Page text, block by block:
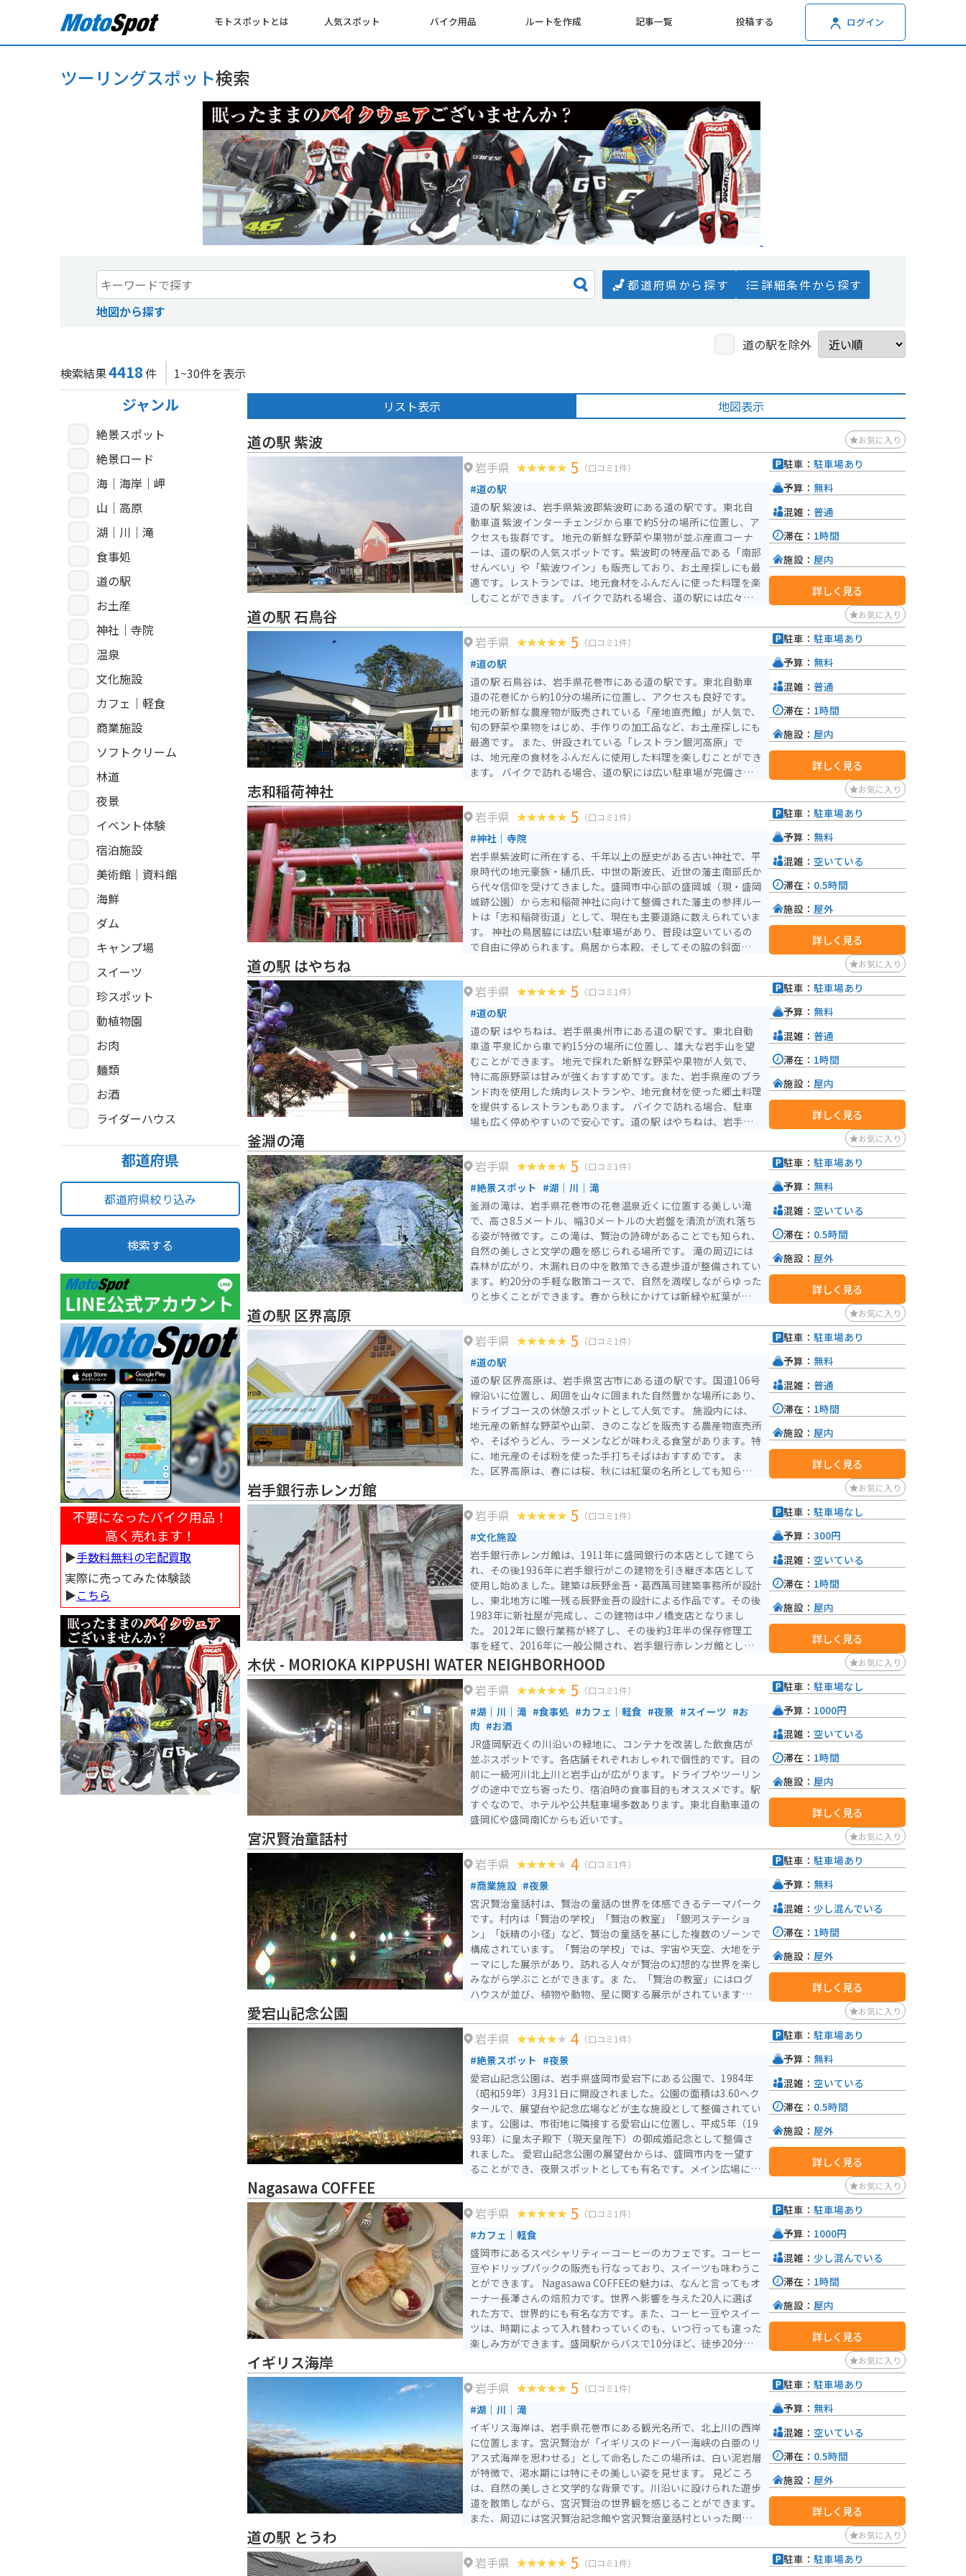
モトスポットとは 人気スポット バイク用品 ルートを作成 記事一覧 投稿する ログイン
ツーリングスポット検索
都道府県から探す
詳細条件から探す
地図から探す
道の駅を除外
検索結果4418件 1~30件を表示
ジャンル
絶景スポット
絶景ロード
海｜海岸｜岬
山｜高原
湖｜川｜滝
食事処
道の駅
お土産
神社｜寺院
温泉
文化施設
カフェ｜軽食
商業施設
ソフトクリーム
林道
夜景
イベント体験
宿泊施設
美術館｜資料館
海鮮
ダム
キャンプ場
スイーツ
珍スポット
動植物園
お肉
麺類
お酒
ライダーハウス
都道府県
都道府県絞り込み
検索する
不要になったバイク用品！
高く売れます！
▶︎手数料無料の宅配買取
実際に売ってみた体験談
▶︎こちら
リスト表示 地図表示
道の駅 紫波 お気に入り
岩手県 5 （口コミ1件）
#道の駅
道の駅 紫波は、岩手県紫波郡紫波町にある道の駅です。東北自
動車道 紫波インターチェンジから車で約5分の場所に位置し、ア
クセスも抜群です。 地元の新鮮な野菜や果物が並ぶ産直コーナ
ーは、道の駅の人気スポットです。紫波町の特産品である「南部
せんべい」や「紫波ワイン」も販売しており、お土産探しにも最
適です。レストランでは、地元食材をふんだんに使った料理を楽
しむことができます。 バイクで訪れる場合、道の駅には広々と
園風景が広がっており、ツーリングにもおすすめのエリアです。
特に、春には「オガール紫波」の桜並木が美しく、多くのライダ
ーが訪れます。道の駅 紫波は、地元の魅力が詰まったスポット
なので、ぜひ一度訪れてみてください。
駐車： 駐車場あり
予算： 無料
混雑： 普通
滞在： 1時間
施設： 屋内
詳しく見る
道の駅 石鳥谷 お気に入り
岩手県 5 （口コミ1件）
#道の駅
道の駅 石鳥谷は、岩手県花巻市にある道の駅です。東北自動車
道の花巻ICから約10分の場所に位置し、アクセスも良好です。
地元の新鮮な農産物が販売されている「産地直売館」が人気で、
旬の野菜や果物をはじめ、手作りの加工品など、お土産探しにも
最適です。 また、併設されている「レストラン銀河高原」で
は、地元産の食材をふんだんに使用した料理を楽しむことができ
ます。 バイクで訪れる場合、道の駅には広い駐車場が完備され
ど、観光スポットも点在しているので、ツーリングの拠点として
もおすすめです。 道の駅 石鳥谷は、地元の魅力が詰まった施設
なので、ぜひ立ち寄ってみてください。
駐車： 駐車場あり
予算： 無料
混雑： 普通
滞在： 1時間
施設： 屋内
詳しく見る
志和稲荷神社 お気に入り
岩手県 5 （口コミ1件）
#神社｜寺院
岩手県紫波町に所在する、千年以上の歴史がある古い神社で、平
泉時代の地元豪族・樋爪氏、中世の斯波氏、近世の藩主南部氏か
ら代々信仰を受けてきました。盛岡市中心部の盛岡城（現・盛岡
城跡公園）から志和稲荷神社に向けて整備された藩主の参拝ルー
トは「志和稲荷街道」として、現在も主要道路に数えられていま
す。 神社の鳥居脇には広い駐車場があり、普段は空いているの
で自由に停められます。鳥居から本殿、そしてその脇の斜面上に
が、茅の輪くぐりや夏場鳥居に付けられる風鈴のおかげで、退屈
せず参拝することができます。近くには温泉施設「ラ・フランス
温泉」やブルーベリー農園などの娯楽施設も多く、1日中楽しめ
ます。
駐車： 駐車場あり
予算： 無料
混雑： 空いている
滞在： 0.5時間
施設： 屋外
詳しく見る
道の駅 はやちね お気に入り
岩手県 5 （口コミ1件）
#道の駅
道の駅 はやちねは、岩手県奥州市にある道の駅です。東北自動
車道 平泉ICから車で約15分の場所に位置し、雄大な岩手山を望
むことができます。 地元で採れた新鮮な野菜や果物が人気で、
特に高原野菜は甘みが強くおすすめです。また、岩手県産のブラ
ンド肉を使用した焼肉レストランや、地元食材を使った郷土料理
を提供するレストランもあります。 バイクで訪れる場合、駐車
場も広く停めやすいので安心です。道の駅 はやちねは、岩手山
利です。
駐車： 駐車場あり
予算： 無料
混雑： 普通
滞在： 1時間
施設： 屋内
詳しく見る
釜淵の滝 お気に入り
岩手県 5 （口コミ1件）
#絶景スポット #湖｜川｜滝
釜淵の滝は、岩手県花巻市の花巻温泉近くに位置する美しい滝
で、高さ8.5メートル、幅30メートルの大岩盤を清流が流れ落ち
る姿が特徴です。この滝は、賢治の詩碑があることでも知られ、
自然の美しさと文学の趣を感じられる場所です。 滝の周辺には
森林が広がり、木漏れ日の中を散策できる遊歩道が整備されてい
ます。約20分の手軽な散策コースで、自然を満喫しながらゆった
りと歩くことができます。春から秋にかけては新緑や紅葉が楽し
客が訪れる人気スポットです。花巻温泉から徒歩圏内にあるた
め、温泉旅行と合わせて訪れるのにも最適です。駐車場から滝ま
では徒歩でアクセスでき、脚力に自信がない方でも安心して楽し
むことができます。
駐車： 駐車場あり
予算： 無料
混雑： 空いている
滞在： 0.5時間
施設： 屋外
詳しく見る
道の駅 区界高原 お気に入り
岩手県 5 （口コミ1件）
#道の駅
道の駅 区界高原は、岩手県宮古市にある道の駅です。国道106号
線沿いに位置し、周囲を山々に囲まれた自然豊かな場所にあり、
ドライブコースの休憩スポットとして人気です。 施設内には、
地元産の新鮮な野菜や山菜、きのこなどを販売する農産物直売所
や、そばやうどん、ラーメンなどが味わえる食堂があります。特
に、地元産のそば粉を使った手打ちそばはおすすめです。 ま
た、区界高原は、春には桜、秋には紅葉の名所としても知られて
タンドも設置されているので、安心してバイクを停めることがで
きます。 周辺には、区界高原牧場や、なだらかな山容が美しい
区界三山のひとつ、五葉山など、自然を満喫できるスポットも点
在しています。
駐車： 駐車場あり
予算： 無料
混雑： 普通
滞在： 1時間
施設： 屋内
詳しく見る
岩手銀行赤レンガ館 お気に入り
岩手県 5 （口コミ1件）
#文化施設
岩手銀行赤レンガ館は、1911年に盛岡銀行の本店として建てら
れ、その後1936年に岩手銀行がこの建物を引き継ぎ本店として
使用し始めました。建築は辰野金吾・葛西萬司建築事務所が設計
し、東北地方に唯一残る辰野金吾の設計による作品です。その後
1983年に新社屋が完成し、この建物は中ノ橋支店となりまし
た。 2012年に銀行業務が終了し、その後約3年半の保存修理工
事を経て、2016年に一般公開され、岩手銀行赤レンガ館として
オープンしました。建物自体は国指定の重要文化財で、赤煉瓦製
造に緑のドームとルネッサンス風の建物になっています。 館内
は「岩手銀行ゾーン」と「盛岡銀行ゾーン」に分けられていま
す。無料ゾーンには多目的ホールやライブラリー・ラウンジが設
けられ、盛岡の産業・商業の歴史を紹介しています。有料ゾーン
では、当時の金庫室や応接室などを公開しており、岩手県の金融
史や建物の歴史、構造を映像で紹介するシアターもあります。
駐車： 駐車場なし
予算： 300円
混雑： 空いている
滞在： 1時間
施設： 屋内
詳しく見る
木伏 - MORIOKA KIPPUSHI WATER NEIGHBORHOOD お気に入り
岩手県 5 （口コミ1件）
#湖｜川｜滝 #食事処 #カフェ｜軽食 #夜景 #スイーツ #お
肉 #お酒
JR盛岡駅近くの川沿いの緑地に、コンテナを改装した飲食店が
並ぶスポットです。各店舗それぞれおしゃれで個性的です。目の
前に一級河川北上川と岩手山が広がります。ドライブやツーリン
グの途中で立ち寄ったり、宿泊時の食事目的もオススメです。駅
すぐなので、ホテルや公共駐車場多数あります。東北自動車道の
盛岡ICや盛岡南ICからも近いです。
駐車： 駐車場なし
予算： 1000円
混雑： 空いている
滞在： 1時間
施設： 屋内
詳しく見る
宮沢賢治童話村 お気に入り
岩手県 4 （口コミ1件）
#商業施設 #夜景
宮沢賢治童話村は、賢治の童話の世界を体感できるテーマパーク
です。村内は「賢治の学校」「賢治の教室」「銀河ステーショ
ン」「妖精の小径」など、賢治の童話を基にした複数のゾーンで
構成されています。「賢治の学校」では、宇宙や天空、大地をテ
ーマにした展示があり、訪れる人々が賢治の幻想的な世界を楽し
みながら学ぶことができます。ま た、「賢治の教室」にはログ
ハウスが並び、植物や動物、星に関する展示がされています。季
は幻想的な雰囲気に包まれます。自然豊かな環境で、散策やピク
ニックも楽しめます。また、園内にはおみやげ屋さんもあり、賢
治に関連するグッズや地元の特産品を購入することができます。
宮沢賢治の作品やその世界観を深く楽しめるこの童話村は、文学
ファンにとって必見のスポットです。
駐車： 駐車場あり
予算： 無料
混雑： 少し混んでいる
滞在： 1時間
施設： 屋外
詳しく見る
愛宕山記念公園 お気に入り
岩手県 4 （口コミ1件）
#絶景スポット #夜景
愛宕山記念公園は、岩手県盛岡市愛宕下にある公園で、1984年
（昭和59年）3月31日に開設されました。公園の面積は3.60ヘク
タールで、展望台や記念広場などが主な施設として整備されてい
ます。公園は、市街地に隣接する愛宕山に位置し、平成5年（19
93年）に皇太子殿下（現天皇陛下）の御成婚記念として整備さ
れました。 愛宕山記念公園の展望台からは、盛岡市内を一望す
ることができ、夜景スポットとしても有名です。メイン広場に
全体が市民の憩いの場として親しまれています。気軽に散歩に来
ることができ、盛岡市内が一望に見渡せる市民の憩いの場として
位置づけられています。 アクセスは、JR和歌山駅からバスで40
分（雑賀崎遊園下車後、徒歩約15分）または南海和歌山市駅か
らバスで40分の位置にあります。また、和歌山ICから車で約25
分の距離にあり、駐車場も完備されています。道中は街灯も少な
く、道路も広くないため、大きな車でのアクセスは注意が必要で
す。また、愛車撮影的なスポットはなく、駐車場と展望台も少し
離れているため、夜景をバックに撮影などは難しいです。
駐車： 駐車場あり
予算： 無料
混雑： 空いている
滞在： 0.5時間
施設： 屋外
詳しく見る
Nagasawa COFFEE お気に入り
岩手県 5 （口コミ1件）
#カフェ｜軽食
盛岡市にあるスペシャリティーコーヒーのカフェです。コーヒー
豆やドリップパックの販売も行なっており、スイーツも味わうこ
とができます。 Nagasawa COFFEEの魅力は、なんと言ってもオ
ーナー長澤さんの焙煎力です。世界へ影響を与えた20人に選ば
れた方で、世界的にも有名な方です。また、コーヒー豆やスイー
ツは、時期によって入れ替わっていくのも、いつ行っても違った
楽しみ方ができます。盛岡駅からバスで10分ほど、徒歩20分程
駐車： 駐車場あり
予算： 1000円
混雑： 少し混んでいる
滞在： 1時間
施設： 屋内
詳しく見る
イギリス海岸 お気に入り
岩手県 5 （口コミ1件）
#湖｜川｜滝
イギリス海岸は、岩手県花巻市にある観光名所で、北上川の西岸
に位置します。宮沢賢治が「イギリスのドーバー海峡の白亜のリ
アス式海岸を思わせる」として命名したこの場所は、白い泥岩層
が特徴で、渇水期には特にその美しい姿を見せます。 見どころ
は、自然の美しさと文学的な背景です。川沿いに設けられた遊歩
道を散策しながら、宮沢賢治の世界観を感じることができます。
また、周辺には宮沢賢治記念館や宮沢賢治童話村といった関連施
り、混雑はほとんどありません。近くにはトイレも完備していま
す。
駐車： 駐車場あり
予算： 無料
混雑： 空いている
滞在： 0.5時間
施設： 屋外
詳しく見る
道の駅 とうわ お気に入り
岩手県 5 （口コミ1件） 駐車： 駐車場あり